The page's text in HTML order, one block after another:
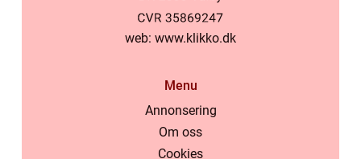
web: www.klikko.dk
Menu
Annonsering
Om oss
Cookies